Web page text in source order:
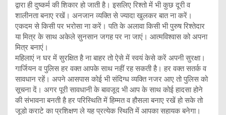
द्वारा ही दुष्कर्म की शिकार हो जाती है। इसलिए रिश्तो में भी कुछ दूरी व
शालीनता बनाए रखें। अनजान व्यक्ति से ज्यादा खुलकर बात ना करें।
एकदम से किसी पर भरोसा ना करें। पति के अलावा किसी भी पुरुष रिश्तेदार
या मित्र के साथ अकेले सुनसान जगह पर ना जाएं। आत्मविश्वास को अपना
मित्र बनाएं।
महिलाएं न घर में सुरक्षित है ना बाहर तो ऐसे में स्वयं केसे करें अपनी सुरक्षा।
गार्जियन व पुलिस हर वक्त आपके साथ नहीं रह सकती है। हर वक्त सतर्क व
सावधान रहें। अपने आसपास कोई भी संदिग्ध व्यक्ति नजर आए तो पुलिस को
सूचना दें। अगर पूरी सावधानी के बावजूद भी आप के साथ कोई हादसा होने
की संभावना बनती है हर परिस्थिति में हिम्मत व हौसला बनाए रखें हो सके तो
जूडो कराटे का प्रशिक्षण ले यह प्रत्येक स्थिति में आपका सहायक बनेगा।